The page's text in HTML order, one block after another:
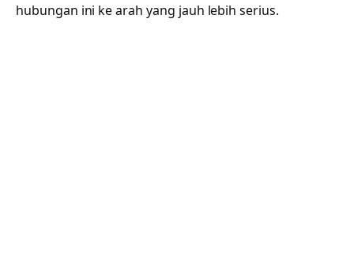
hubungan ini ke arah yang jauh lebih serius.